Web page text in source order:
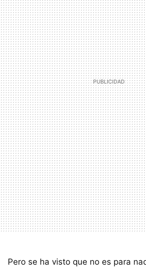
Pero se ha visto que no es para